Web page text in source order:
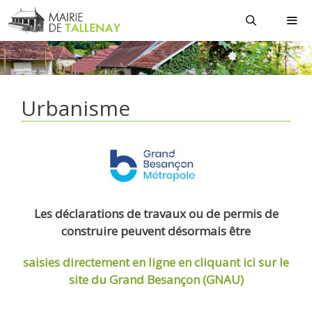
Aller
au
contenu
Urbanisme
Les déclarations de travaux ou de permis de
construire peuvent désormais être
saisies directement en ligneen cliquant ici sur le
site du Grand Besançon (GNAU)